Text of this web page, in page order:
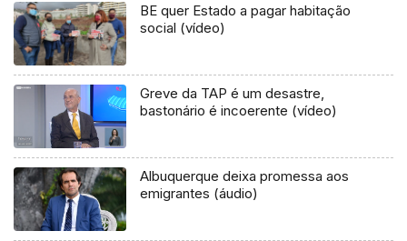
BE quer Estado a pagar habitação
social (vídeo)
Greve da TAP é um desastre,
bastonário é incoerente (vídeo)
Albuquerque deixa promessa aos
emigrantes (áudio)